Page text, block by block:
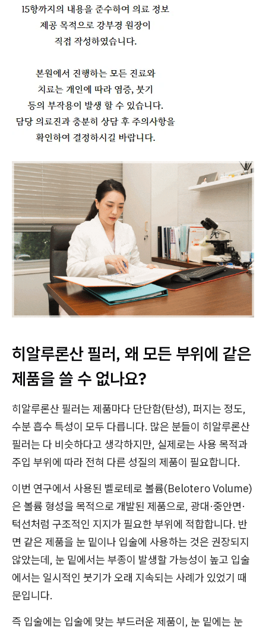
히알루론산 필러, 왜 모든 부위에 같은
제품을 쓸 수 없나요?
히알루론산 필러는 제품마다 단단함(탄성), 퍼지는 정도,
수분 흡수 특성이 모두 다릅니다. 많은 분들이 히알루론산
필러는 다 비슷하다고 생각하지만, 실제로는 사용 목적과
주입 부위에 따라 전혀 다른 성질의 제품이 필요합니다.
이번 연구에서 사용된 벨로테로 볼륨(Belotero Volume)
은 볼륨 형성을 목적으로 개발된 제품으로, 광대·중안면·
턱선처럼 구조적인 지지가 필요한 부위에 적합합니다. 반
면 같은 제품을 눈 밑이나 입술에 사용하는 것은 권장되지
않았는데, 눈 밑에서는 부종이 발생할 가능성이 높고 입술
에서는 일시적인 붓기가 오래 지속되는 사례가 있었기 때
문입니다.
즉 입술에는 입술에 맞는 부드러운 제품이, 눈 밑에는 눈